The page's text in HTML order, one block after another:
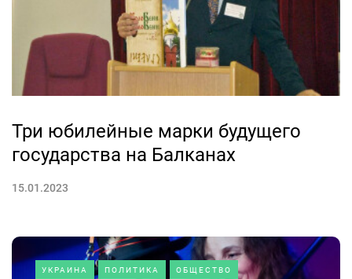
Три юбилейные марки будущего
государства на Балканах
15.01.2023
УКРАИНА ПОЛИТИКА ОБЩЕСТВО